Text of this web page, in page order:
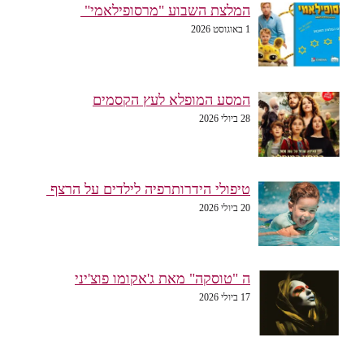
המלצת השבוע "מרסופילאמי"
1 באוגוסט 2026
המסע המופלא לעץ הקסמים
28 ביולי 2026
טיפולי הידרותרפיה לילדים על הרצף
20 ביולי 2026
ה "טוסקה" מאת ג'אקומו פוצ'יני